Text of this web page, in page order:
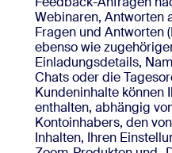
Webinaren, Antworten
Fragen und Antworten
ebenso wie
Einladungsdetails,
Chats oder die
Kundeninhalte können
enthalten, abhängig
Kontoinhabers, den
Inhalten, Ihren